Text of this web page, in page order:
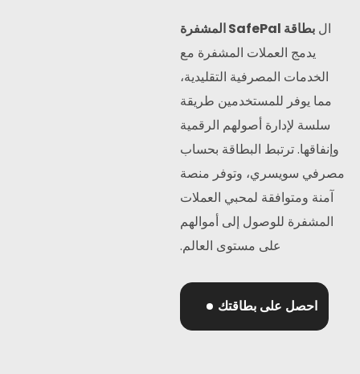
ال بطاقة SafePal المشفرة
يدمج العملات المشفرة مع
الخدمات المصرفية التقليدية،
مما يوفر للمستخدمين طريقة
سلسة لإدارة أصولهم الرقمية
وإنفاقها.ترتبط البطاقة بحساب
مصرفي سويسري، وتوفر منصة
آمنة ومتوافقة لمحبي العملات
المشفرة للوصول إلى أموالهم
على مستوى العالم.
احصل على بطاقتك